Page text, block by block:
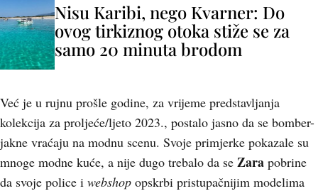
Nisu Karibi, nego Kvarner: Do
ovog tirkiznog otoka stiže se za
samo 20 minuta brodom
Već je u rujnu prošle godine, za vrijeme predstavljanja
kolekcija za proljeće/ljeto 2023., postalo jasno da se bomber-
jakne vraćaju na modnu scenu. Svoje primjerke pokazale su
mnoge modne kuće, a nije dugo trebalo da se Zara pobrine
da svoje police i webshop opskrbi pristupačnijim modelima